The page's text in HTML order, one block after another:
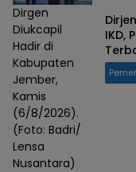
Dirgen
Diukcapil
Hadir di
Kabupaten
Jember,
Kamis
(6/8/2026).
(Foto: Badri/
Lensa
Nusantara)
IKD,